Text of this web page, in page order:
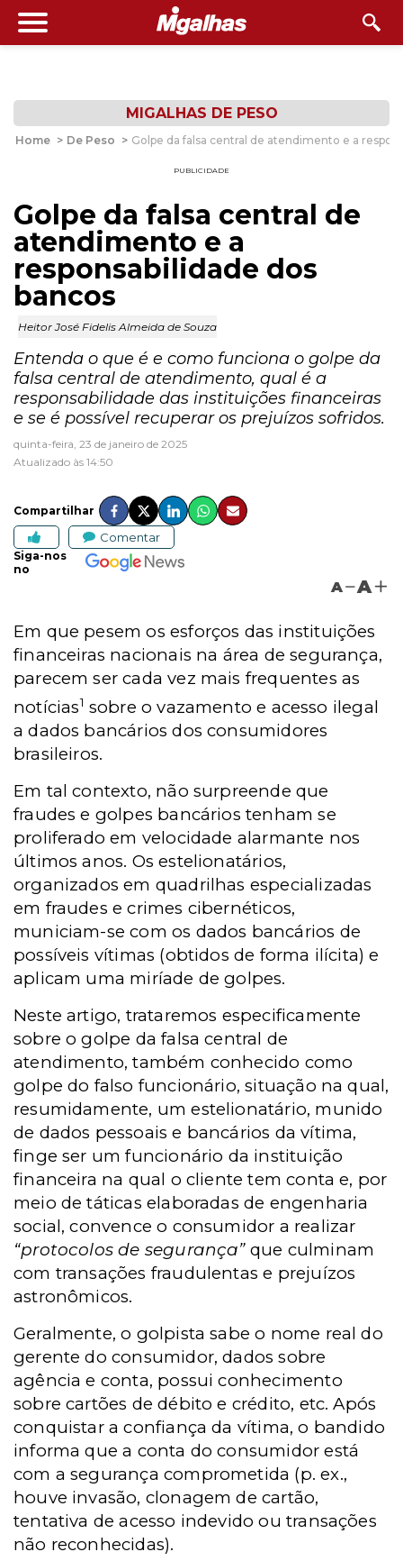
MIGALHAS DE PESO
Home > De Peso > Golpe da falsa central de atendimento e a
PUBLICIDADE
Golpe da falsa central de
atendimento e a
responsabilidade dos
bancos
Heitor José Fidelis Almeida de Souza
Entenda o que é e como funciona o golpe da
falsa central de atendimento, qual é a
responsabilidade das instituições financeiras
e se é possível recuperar os prejuízos sofridos.
quinta-feira, 23 de janeiro de 2025
Atualizado às 14:50
Compartilhar
Comentar
Siga-nos
no
A A
Em que pesem os esforços das instituições
financeiras nacionais na área de segurança,
parecem ser cada vez mais frequentes as
notícias1 sobre o vazamento e acesso ilegal
a dados bancários dos consumidores
brasileiros.
Em tal contexto, não surpreende que
fraudes e golpes bancários tenham se
proliferado em velocidade alarmante nos
últimos anos. Os estelionatários,
organizados em quadrilhas especializadas
em fraudes e crimes cibernéticos,
municiam-se com os dados bancários de
possíveis vítimas (obtidos de forma ilícita) e
aplicam uma miríade de golpes.
Neste artigo, trataremos especificamente
sobre o golpe da falsa central de
atendimento, também conhecido como
golpe do falso funcionário, situação na qual,
resumidamente, um estelionatário, munido
de dados pessoais e bancários da vítima,
finge ser um funcionário da instituição
financeira na qual o cliente tem conta e, por
meio de táticas elaboradas de engenharia
social, convence o consumidor a realizar
“protocolos de segurança”que culminam
com transações fraudulentas e prejuízos
astronômicos.
Geralmente, o golpista sabe o nome real do
gerente do consumidor, dados sobre
agência e conta, possui conhecimento
sobre cartões de débito e crédito, etc. Após
conquistar a confiança da vítima, o bandido
informa que a conta do consumidor está
com a segurança comprometida (p. ex.,
houve invasão, clonagem de cartão,
tentativa de acesso indevido ou transações
não reconhecidas).